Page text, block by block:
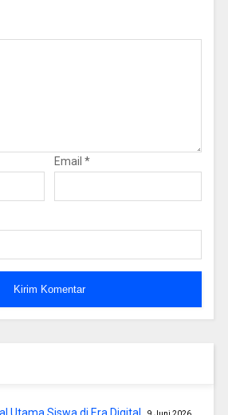
Email *